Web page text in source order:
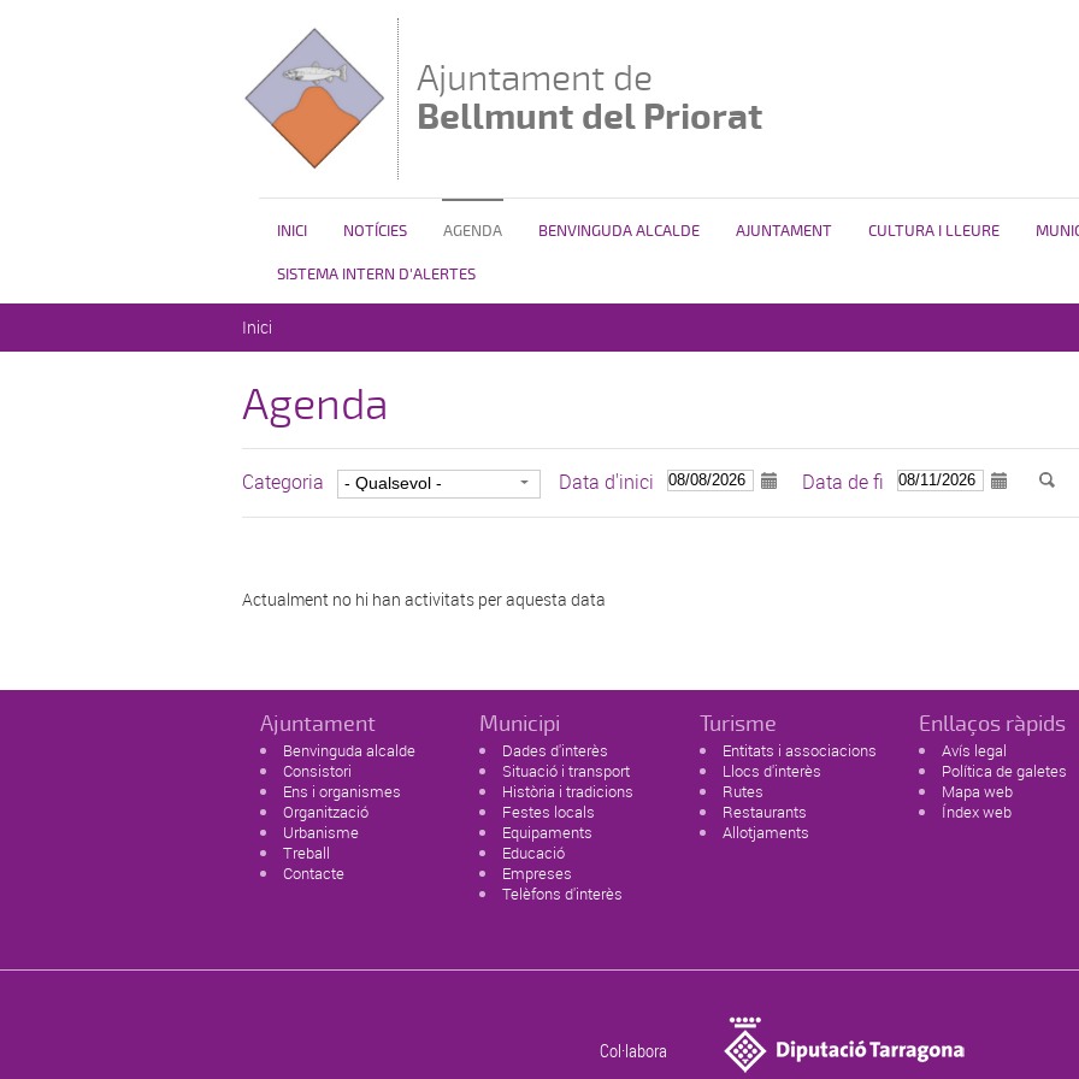
Ajuntament de
Bellmunt del Priorat
INICI NOTÍCIES AGENDA BENVINGUDA ALCALDE AJUNTAMENT CULTURA I LLEURE
SISTEMA INTERN D'ALERTES
Inici
Agenda
Categoria Data d'inici Data de fi
Actualment no hi han activitats per aquesta data
Ajuntament
Benvinguda alcalde
Consistori
Ens i organismes
Organització
Urbanisme
Treball
Contacte
Municipi
Dades d'interès
Situació i transport
Història i tradicions
Festes locals
Equipaments
Educació
Empreses
Telèfons d'interès
Turisme
Entitats i associacions
Llocs d'interès
Rutes
Restaurants
Allotjaments
Enllaços ràpids
Avís legal
Política de galetes
Mapa web
Índex web
Col·labora